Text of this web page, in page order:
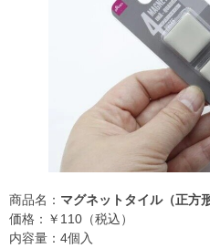
商品名： マグネットタイル（正方形
価格：￥110（税込）
内容量：4個入